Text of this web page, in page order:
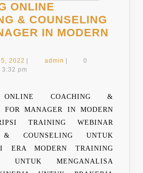
ONLINE
& COUNSELING
IN MODERN
2022 Desember
15,
admin admin
0
3:32 pm
ONLINE COACHING &
FOR MANAGER IN MODERN
TRAINING WEBINAR
& COUNSELING UNTUK
ERA MODERN TRAINING
UNTUK MENGANALISA